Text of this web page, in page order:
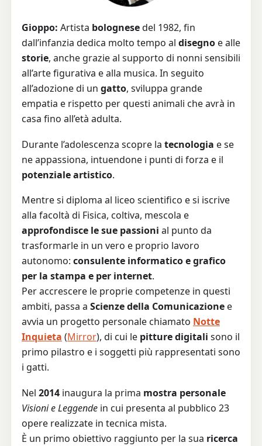
Gioppo: Artista bolognesedel 1982, fin
dall’infanzia dedica molto tempo al disegno e alle
storie, anche grazie al supporto di nonni sensibili
all’arte figurativa e alla musica. In seguito
all’adozione di un gatto, sviluppa grande
empatia e rispetto per questi animali che avrà in
casa fino all’età adulta.
Durante l’adolescenza scopre la tecnologia e se
ne appassiona, intuendone i punti di forza e il
potenziale artistico.
Mentre si diploma al liceo scientifico e si iscrive
alla facoltà di Fisica, coltiva, mescola e
approfondisce le sue passioni al punto da
trasformarle in un vero e proprio lavoro
autonomo: consulente informatico e grafico
per la stampa e per internet.
Per accrescere le proprie competenze in questi
ambiti, passa a Scienze della Comunicazione e
avvia un progetto personale chiamato Notte
Inquieta (Mirror), di cui le pitture digitali sono il
primo pilastro e i soggetti più rappresentati sono
i gatti.
Nel 2014 inaugura la prima mostra personale
Visioni e Leggende in cui presenta al pubblico 23
opere realizzate in tecnica mista.
È un primo obiettivo raggiunto per la sua ricerca